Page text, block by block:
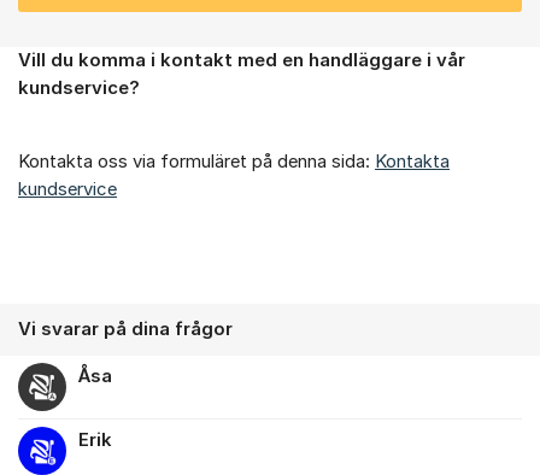
Om forumet
Vill du komma i kontakt med en handläggare i vår
kundservice?
Kontakta oss via formuläret på denna sida: Kontakta
kundservice
Vi svarar på dina frågor
Åsa
Erik